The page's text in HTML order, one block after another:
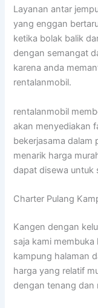
Layanan antar
yang enggan
ketika bolak balik
dengan semangat
karena anda
rentalanmobil.
rentalanmobil
akan menyediakan
bekerjasama dalam
menarik harga
dapat disewa untuk
Charter Pulang
Kangen dengan
saja kami
kampung halaman
harga yang relatif
dengan tenang dan